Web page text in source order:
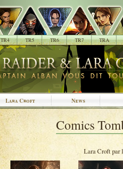
TR4 TR5 TR6 TR7 TRA
Lara Croft News
Comics
Lara Croft par